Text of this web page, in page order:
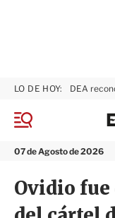
M
n
07 de Agosto de 2026
LO DE HOY: DEA
Ovidio fue